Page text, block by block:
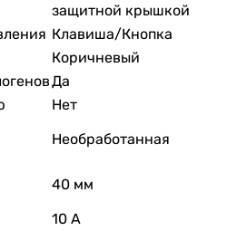
защитной крышкой
Клавиша/Кнопка
Коричневый
Да
Нет
Необработанная
40 мм
10 А